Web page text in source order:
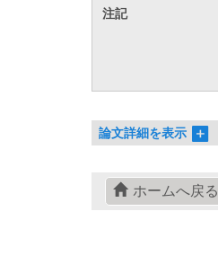
注記
論文詳細を表示
ホームへ戻る